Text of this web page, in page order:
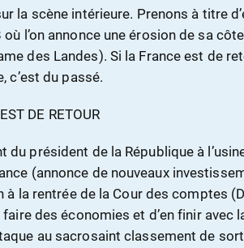
la scène intérieure. Prenons à titre
où l’on annonce une érosion de sa
des Landes). Si la France est de
c’est du passé.
DE RETOUR
du président de la République à
(annonce de nouveaux
à la rentrée de la Cour des comptes
faire des économies et d’en finir avec
au sacrosaint classement de